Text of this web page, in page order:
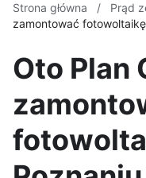
Strona główna / Prąd
zamontować
Oto Plan